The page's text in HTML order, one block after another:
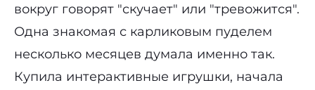
вокруг говорят "скучает" или "тревожится".
Одна знакомая с карликовым пуделем
несколько месяцев думала именно так.
Купила интерактивные игрушки, начала